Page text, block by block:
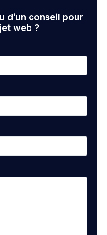
d’un conseil pour
web ?